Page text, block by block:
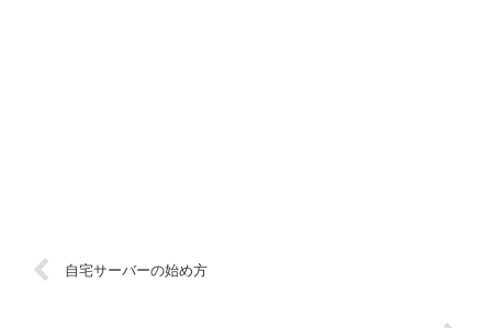
自宅サーバーの始め方